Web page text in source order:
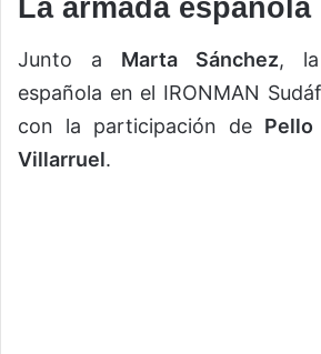
La armada española
Junto a Marta Sánchez, la
española en el IRONMAN
con la participación de Pello
Villarruel.